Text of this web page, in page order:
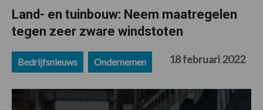
Land- en tuinbouw: Neem maatregelen
tegen zeer zware windstoten
Bedrijfsnieuws Ondernemen 18 februari 2022